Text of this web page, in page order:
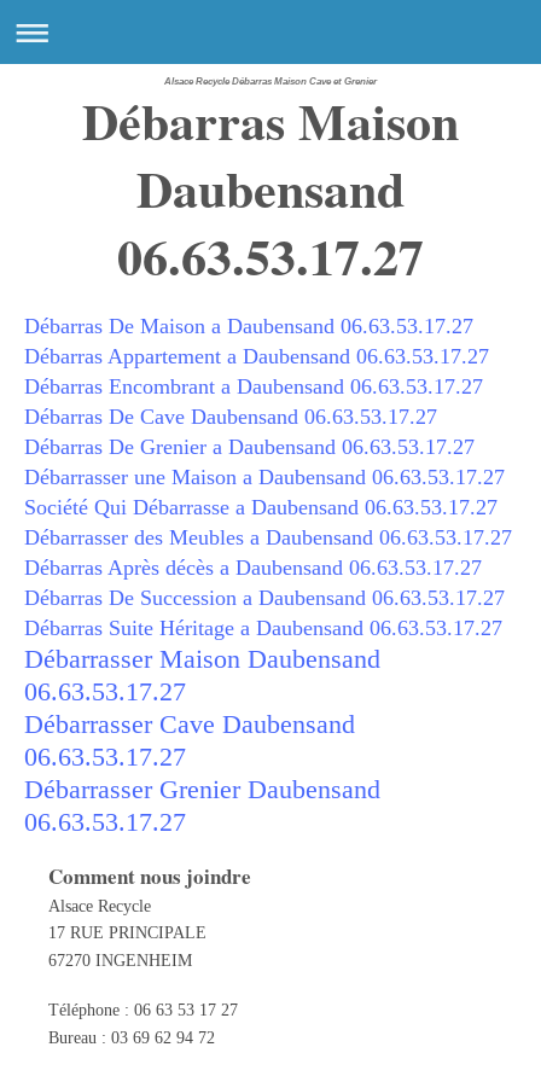
Alsace Recycle Débarras Maison Cave et Grenier
Débarras Maison
Daubensand
06.63.53.17.27
Débarras De Maison a Daubensand 06.63.53.17.27
Débarras Appartement a Daubensand 06.63.53.17.27
Débarras Encombrant a Daubensand 06.63.53.17.27
Débarras De Cave Daubensand 06.63.53.17.27
Débarras De Grenier a Daubensand 06.63.53.17.27
Débarrasser une Maison a Daubensand 06.63.53.17.27
Société Qui Débarrasse a Daubensand 06.63.53.17.27
Débarrasser des Meubles a Daubensand 06.63.53.17.27
Débarras Après décès a Daubensand 06.63.53.17.27
Débarras De Succession a Daubensand 06.63.53.17.27
Débarras Suite Héritage a Daubensand 06.63.53.17.27
Débarrasser Maison Daubensand
06.63.53.17.27
Débarrasser Cave Daubensand
06.63.53.17.27
Débarrasser Grenier Daubensand
06.63.53.17.27
Comment nous joindre
Alsace Recycle
17 RUE PRINCIPALE
67270 INGENHEIM
Téléphone : 06 63 53 17 27
Bureau : 03 69 62 94 72